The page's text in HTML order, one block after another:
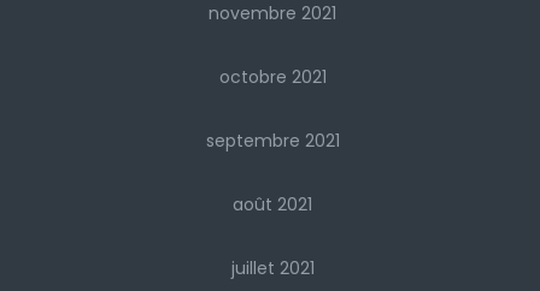
novembre 2021
octobre 2021
septembre 2021
août 2021
juillet 2021